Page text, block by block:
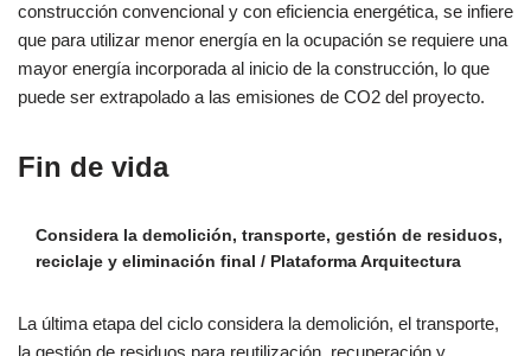
construcción convencional y con eficiencia energética, se infiere
que para utilizar menor energía en la ocupación se requiere una
mayor energía incorporada al inicio de la construcción, lo que
puede ser extrapolado a las emisiones de CO2 del proyecto.
Fin de vida
Considera la demolición, transporte, gestión de residuos,
reciclaje y eliminación final / Plataforma Arquitectura
La última etapa del ciclo considera la demolición, el transporte,
la gestión de residuos para reutilización, recuperación y